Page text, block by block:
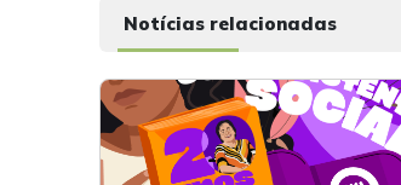
Notícias relacionadas